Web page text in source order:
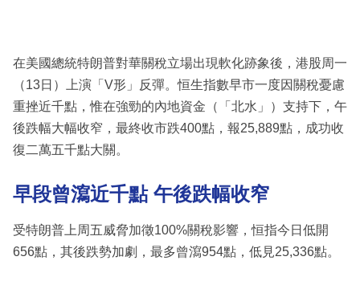
在美國總統特朗普對華關稅立場出現軟化跡象後，港股周一
（13日）上演「V形」反彈。恒生指數早市一度因關稅憂慮
重挫近千點，惟在強勁的內地資金（「北水」）支持下，午
後跌幅大幅收窄，最終收市跌400點，報25,889點，成功收
復二萬五千點大關。
早段曾瀉近千點 午後跌幅收窄
受特朗普上周五威脅加徵100%關稅影響，恒指今日低開
656點，其後跌勢加劇，最多曾瀉954點，低見25,336點。